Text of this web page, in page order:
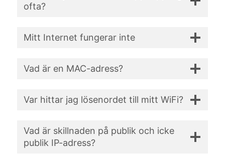
ofta?
Mitt Internet fungerar inte
Vad är en MAC-adress?
Var hittar jag lösenordet till mitt WiFi?
Vad är skillnaden på publik och icke
publik IP-adress?